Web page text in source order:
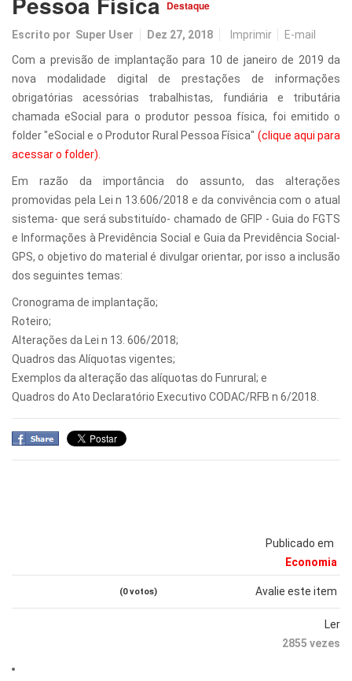
Destaque
Escrito por Super User Dez 27, 2018 Imprimir E-mail
Publicado em
Economia
Avalie este item
(0 votos)
Ler
2855 vezes
Com a previsão de implantação para 10 de janeiro de 2019 da
nova modalidade digital de prestações de informações
obrigatórias acessórias trabalhistas, fundiária e tributária
chamada eSocial para o produtor pessoa física, foi emitido o
folder "eSocial e o Produtor Rural Pessoa Física" (clique aqui para
acessar o folder).
Em razão da importância do assunto, das alterações
promovidas pela Lei n 13.606/2018 e da convivência com o atual
sistema- que será substituído- chamado de GFIP - Guia do FGTS
e Informações à Previdência Social e Guia da Previdência Social-
GPS, o objetivo do material é divulgar orientar, por isso a inclusão
dos seguintes temas:
Cronograma de implantação;
Roteiro;
Alterações da Lei n 13. 606/2018;
Quadros das Alíquotas vigentes;
Exemplos da alteração das alíquotas do Funrural; e
Quadros do Ato Declaratório Executivo CODAC/RFB n 6/2018.